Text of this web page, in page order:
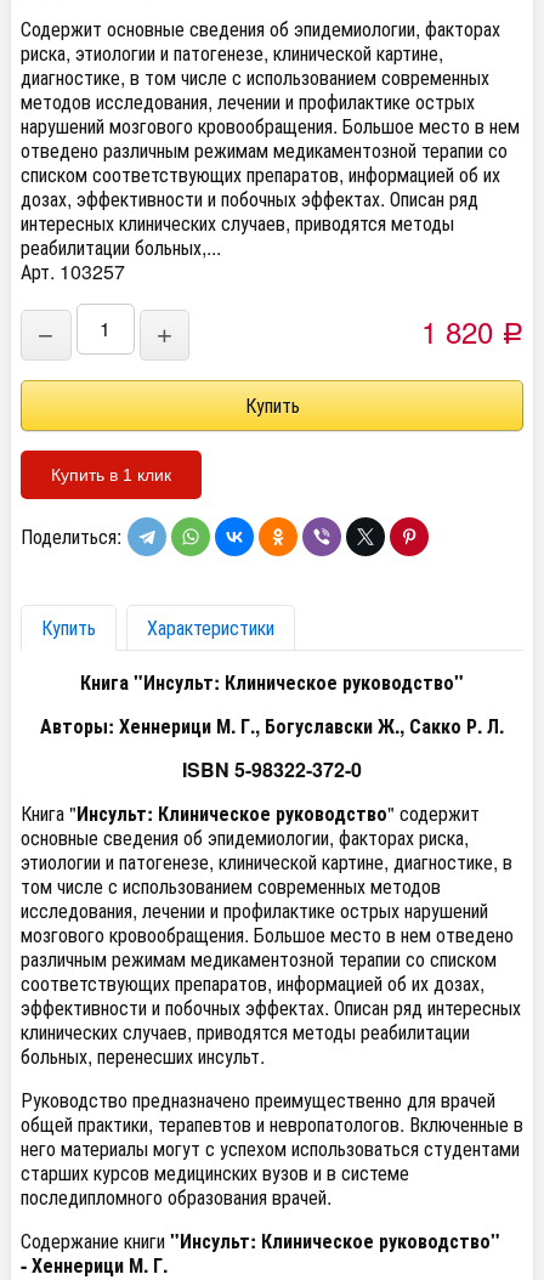
Содержит основные сведения об эпидемиологии, факторах
риска, этиологии и патогенезе, клинической картине,
диагностике, в том числе с использованием современных
методов исследования, лечении и профилактике острых
нарушений мозгового кровообращения. Большое место в нем
отведено различным режимам медикаментозной терапии со
списком соответствующих препаратов, информацией об их
дозах, эффективности и побочных эффектах. Описан ряд
интересных клинических случаев, приводятся методы
реабилитации больных,...
Арт. 103257
− + 1 820 Р
Купить в 1 клик
Поделиться:
Купить
Характеристики
Книга "Инсульт: Клиническое руководство"
Авторы: Хеннерици М. Г., Богуславски Ж., Сакко Р. Л.
ISBN 5-98322-372-0
Книга "Инсульт: Клиническое руководство" содержит
основные сведения об эпидемиологии, факторах риска,
этиологии и патогенезе, клинической картине, диагностике, в
том числе с использованием современных методов
исследования, лечении и профилактике острых нарушений
мозгового кровообращения. Большое место в нем отведено
различным режимам медикаментозной терапии со списком
соответствующих препаратов, информацией об их дозах,
эффективности и побочных эффектах. Описан ряд интересных
клинических случаев, приводятся методы реабилитации
больных, перенесших инсульт.
Руководство предназначено преимущественно для врачей
общей практики, терапевтов и невропатологов. Включенные в
него материалы могут с успехом использоваться студентами
старших курсов медицинских вузов и в системе
последипломного образования врачей.
Содержание книги"Инсульт: Клиническое руководство"
- Хеннерици М. Г.